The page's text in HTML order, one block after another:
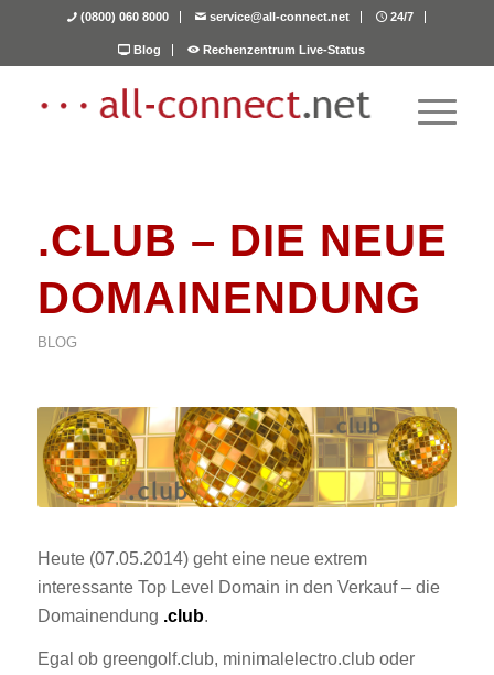
(0800) 060 8000 service@all-connect.net 24/7
Blog Rechenzentrum Live-Status
.CLUB – DIE NEUE
DOMAINENDUNG
BLOG
Heute (07.05.2014) geht eine neue extrem
interessante Top Level Domain in den Verkauf – die
Domainendung .club.
Egal ob greengolf.club, minimalelectro.club oder